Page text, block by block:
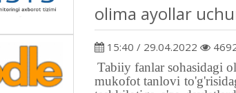
olima ayollar
15:40 / 29.04.2022
Tabiiy fanlar sohasidagi
mukofot tanlovi